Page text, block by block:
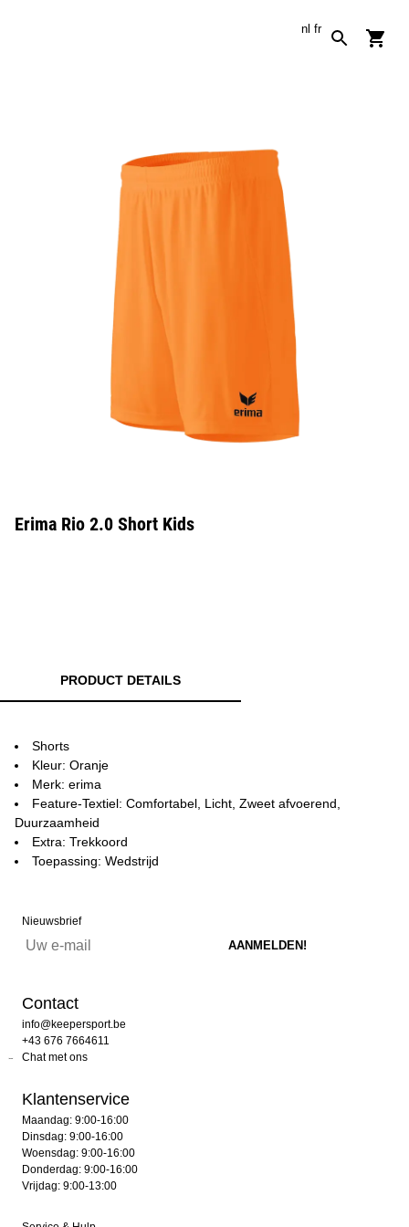
nl fr
Erima Rio 2.0 Short Kids
PRODUCT DETAILS
Shorts
Kleur: Oranje
Merk: erima
Feature-Textiel: Comfortabel, Licht, Zweet afvoerend,
Duurzaamheid
Extra: Trekkoord
Toepassing: Wedstrijd
Nieuwsbrief
Contact
info@keepersport.be
+43 676 7664611
Chat met ons
Klantenservice
Maandag: 9:00-16:00
Dinsdag: 9:00-16:00
Woensdag: 9:00-16:00
Donderdag: 9:00-16:00
Vrijdag: 9:00-13:00